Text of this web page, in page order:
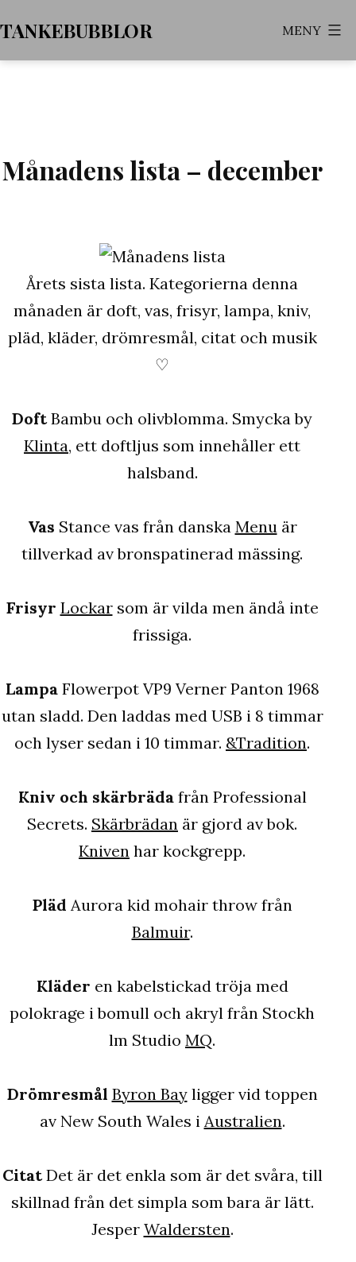
till
innehåll
TANKEBUBBLOR MENY
Månadens lista – december
Årets sista lista. Kategorierna denna
månaden är doft, vas, frisyr, lampa, kniv,
pläd, kläder, drömresmål, citat och musik
♡
DoftBambu och olivblomma. Smycka by
Klinta, ett doftljus som innehåller ett
halsband.
Vas Stance vas från danska Menuär
tillverkad av bronspatinerad mässing.
Frisyr Lockarsom är vilda men ändå inte
frissiga.
LampaFlowerpot VP9 Verner Panton 1968
utan sladd. Den laddas med USB i 8 timmar
och lyser sedan i 10 timmar. &Tradition.
Kniv och skärbrädafrån Professional
Secrets. Skärbrädan är gjord av bok.
Kniven har kockgrepp.
Pläd Aurora kid mohair throw från
Balmuir.
Kläder en kabelstickad tröja med
polokrage i bomull och akryl från Stockh
lm Studio MQ.
Drömresmål Byron Bayligger vid toppen
av New South Wales i Australien.
CitatDet är det enkla som är det svåra, till
skillnad från det simpla som bara är lätt.
Jesper Waldersten.